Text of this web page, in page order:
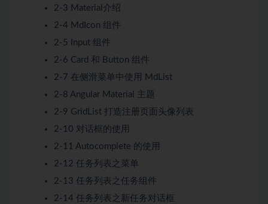
2-3 Material介绍
2-4 MdIcon 组件
2-5 Input 组件
2-6 Card 和 Button 组件
2-7 在侧滑菜单中使用 MdList
2-8 Angular Material 主题
2-9 GridList 打造注册页面头像列表
2-10 对话框的使用
2-11 Autocomplete 的使用
2-12 任务列表之菜单
2-13 任务列表之任务组件
2-14 任务列表之新任务对话框